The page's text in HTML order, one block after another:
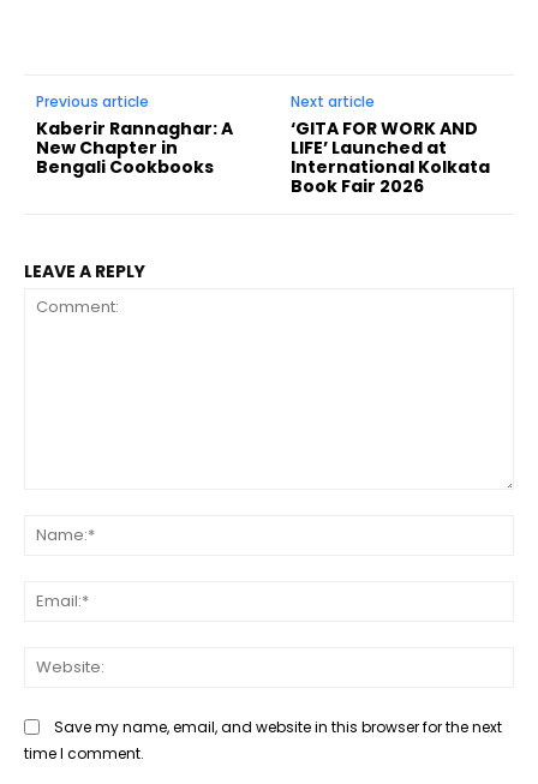
Previous article
Kaberir Rannaghar: A
New Chapter in
Bengali Cookbooks
Next article
‘GITA FOR WORK AND
LIFE’ Launched at
International Kolkata
Book Fair 2026
LEAVE A REPLY
Save my name, email, and website in this browser for the next
time I comment.